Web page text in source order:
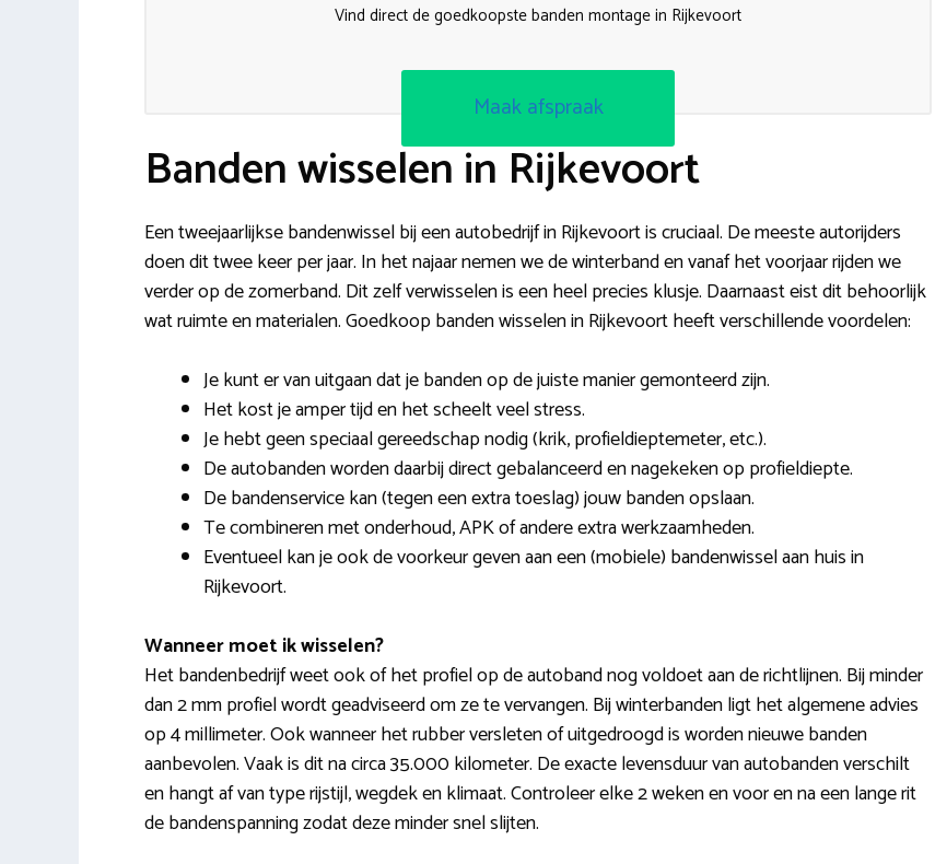
Vind direct de goedkoopste banden montage in Rijkevoort
Maak afspraak
Banden wisselen in Rijkevoort
Een tweejaarlijkse bandenwissel bij een autobedrijf in Rijkevoort is cruciaal. De meeste autorijders
doen dit twee keer per jaar. In het najaar nemen we de winterband en vanaf het voorjaar rijden we
verder op de zomerband. Dit zelf verwisselen is een heel precies klusje. Daarnaast eist dit behoorlijk
wat ruimte en materialen. Goedkoop banden wisselen in Rijkevoort heeft verschillende voordelen:
Je kunt er van uitgaan dat je banden op de juiste manier gemonteerd zijn.
Het kost je amper tijd en het scheelt veel stress.
Je hebt geen speciaal gereedschap nodig (krik, profieldieptemeter, etc.).
De autobanden worden daarbij direct gebalanceerd en nagekeken op profieldiepte.
De bandenservice kan (tegen een extra toeslag) jouw banden opslaan.
Te combineren met onderhoud, APK of andere extra werkzaamheden.
Eventueel kan je ook de voorkeur geven aan een (mobiele) bandenwissel aan huis in
Rijkevoort.
Wanneer moet ik wisselen?
Het bandenbedrijf weet ook of het profiel op de autoband nog voldoet aan de richtlijnen. Bij minder
dan 2 mm profiel wordt geadviseerd om ze te vervangen. Bij winterbanden ligt het algemene advies
op 4 millimeter. Ook wanneer het rubber versleten of uitgedroogd is worden nieuwe banden
aanbevolen. Vaak is dit na circa 35.000 kilometer. De exacte levensduur van autobanden verschilt
en hangt af van type rijstijl, wegdek en klimaat. Controleer elke 2 weken en voor en na een lange rit
de bandenspanning zodat deze minder snel slijten.